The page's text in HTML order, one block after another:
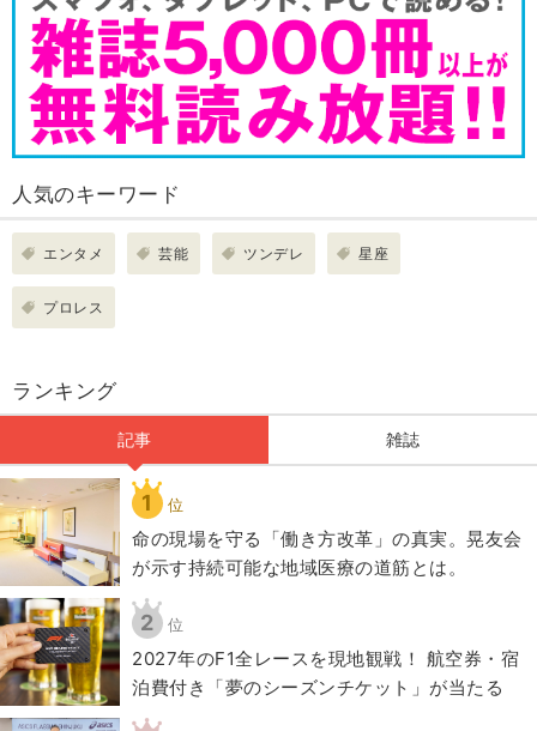
人気のキーワード
エンタメ 芸能 ツンデレ 星座
プロレス
ランキング
記事 雑誌
1 位
​命の現場を守る「働き方改革」の真実。晃友会
が示す持続可能な地域医療の道筋とは。
2 位
2027年のF1全レースを現地観戦！ 航空券・宿
泊費付き「夢のシーズンチケット」が当たる